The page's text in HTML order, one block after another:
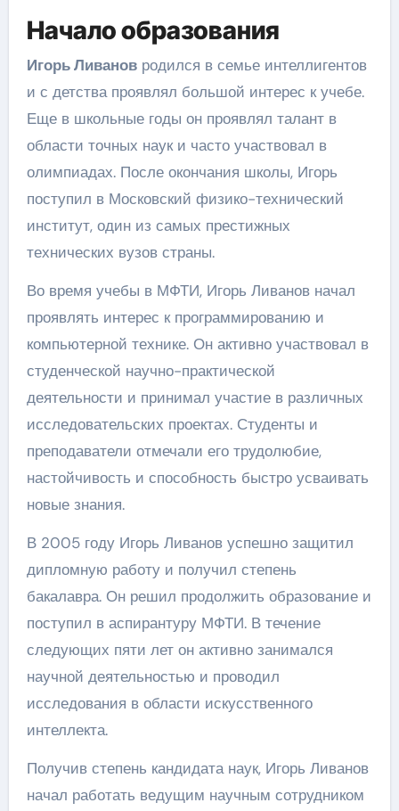
Начало образования
Игорь Ливановродился в семье интеллигентов
и с детства проявлял большой интерес к учебе.
Еще в школьные годы он проявлял талант в
области точных наук и часто участвовал в
олимпиадах. После окончания школы, Игорь
поступил в Московский физико-технический
институт, один из самых престижных
технических вузов страны.
Во время учебы в МФТИ, Игорь Ливанов начал
проявлять интерес к программированию и
компьютерной технике. Он активно участвовал в
студенческой научно-практической
деятельности и принимал участие в различных
исследовательских проектах. Студенты и
преподаватели отмечали его трудолюбие,
настойчивость и способность быстро усваивать
новые знания.
В 2005 году Игорь Ливанов успешно защитил
дипломную работу и получил степень
бакалавра. Он решил продолжить образование и
поступил в аспирантуру МФТИ. В течение
следующих пяти лет он активно занимался
научной деятельностью и проводил
исследования в области искусственного
интеллекта.
Получив степень кандидата наук, Игорь Ливанов
начал работать ведущим научным сотрудником